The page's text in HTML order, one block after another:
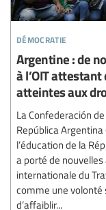
démocratie
Argentine : de
à l’OIT attestant
atteintes aux
La Confederación
República Argentina
l’éducation de la
a porté de
internationale du
comme une
d’affaiblir...